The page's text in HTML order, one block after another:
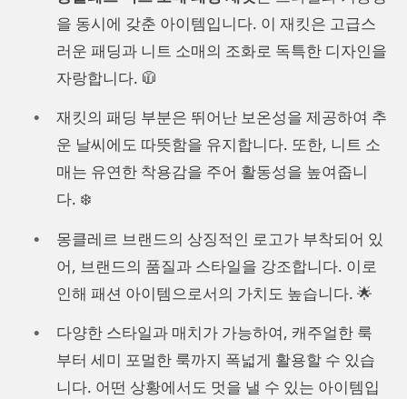
을 동시에 갖춘 아이템입니다. 이 재킷은 고급스
러운 패딩과 니트 소매의 조화로 독특한 디자인을
자랑합니다. 🧥
재킷의 패딩 부분은 뛰어난 보온성을 제공하여 추
운 날씨에도 따뜻함을 유지합니다. 또한, 니트 소
매는 유연한 착용감을 주어 활동성을 높여줍니
다. ❄️
몽클레르 브랜드의 상징적인 로고가 부착되어 있
어, 브랜드의 품질과 스타일을 강조합니다. 이로
인해 패션 아이템으로서의 가치도 높습니다. 🌟
다양한 스타일과 매치가 가능하여, 캐주얼한 룩
부터 세미 포멀한 룩까지 폭넓게 활용할 수 있습
니다. 어떤 상황에서도 멋을 낼 수 있는 아이템입